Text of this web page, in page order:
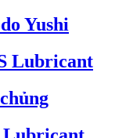
Yushi
Lubricant